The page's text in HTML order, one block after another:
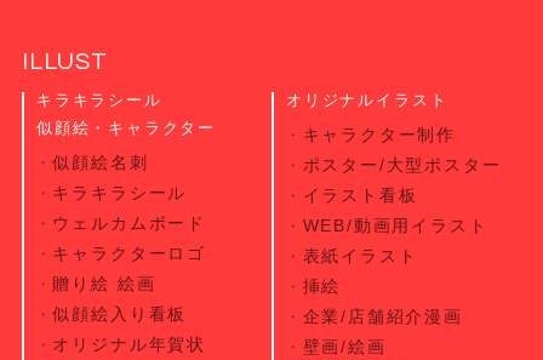
ILLUST
キラキラシール
似顔絵・キャラクター
似顔絵名刺
キラキラシール
ウェルカムボード
キャラクターロゴ
贈り絵 絵画
似顔絵入り看板
オリジナル年賀状
オリジナルイラスト
キャラクター制作
ポスター/大型ポスター
イラスト看板
WEB/動画用イラスト
表紙イラスト
挿絵
企業/店舗紹介漫画
壁画/絵画